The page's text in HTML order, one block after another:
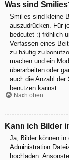
Was sind
Smilies sind kleine
auszudrücken. Für
bedeutet :) fröhlich
Verfassen eines
zu häufig zu
machen und ein
überarbeiten oder
auch die Anzahl der
benutzen kannst.
Nach oben
Kann ich Bilder
Ja, Bilder können in
Administration
hochladen.